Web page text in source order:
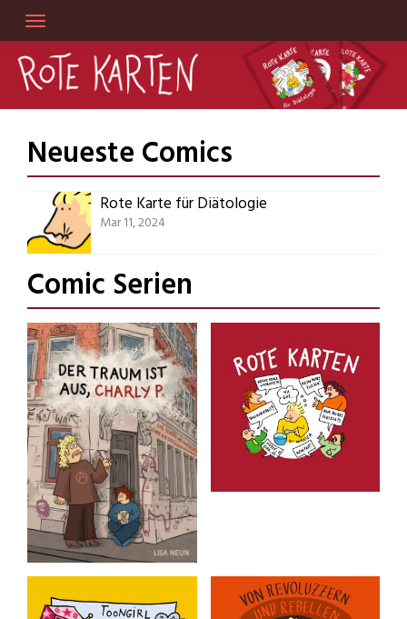
to
content
Neueste Comics
Rote Karte für Diätologie
Mar 11, 2024
Comic Serien
Der Traum ist aus,
Charly P.
Die Geschichte eines
Rote Karten
Rote Karten für alles, was
uns so nervt.